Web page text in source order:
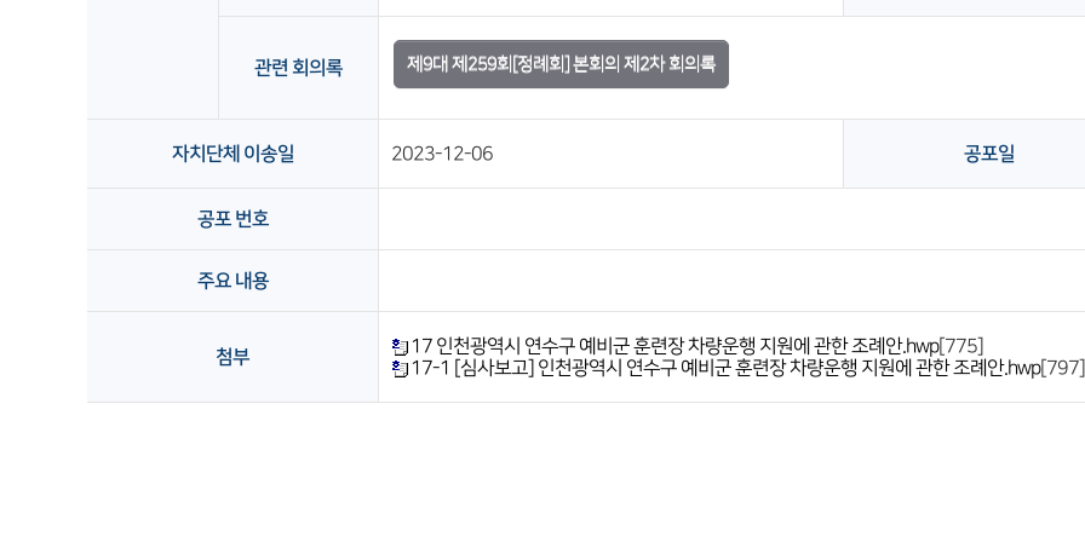
관련 회의록 제9대 제259회[정례회] 본회의 제2차 회의록
자치단체 이송일 2023-12-06 공포일
공포 번호
주요 내용
첨부 17 인천광역시 연수구 예비군 훈련장 차량운행 지원에 관한 조례안.hwp[775]
17-1 [심사보고] 인천광역시 연수구 예비군 훈련장 차량운행 지원에 관한 조례안.hwp[797]